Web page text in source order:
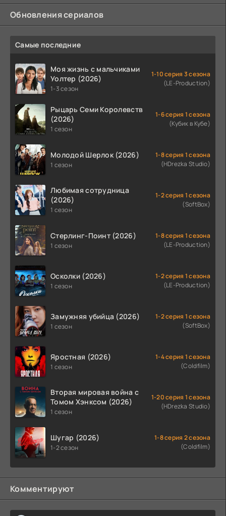
Обновления сериалов
Самые последние
Моя жизнь с мальчиками
Уолтер (2026)
1-3 сезон
1-10 серия 3 сезона
(LE-Production)
Рыцарь Семи Королевств
(2026)
1 сезон
1-6 серия 1 сезона
(Кубик в Кубе)
Молодой Шерлок (2026)
1 сезон
1-8 серия 1 сезона
(HDrezka Studio)
Любимая сотрудница
(2026)
1 сезон
1-2 серия 1 сезона
(SoftBox)
Стерлинг-Поинт (2026)
1 сезон
1-8 серия 1 сезона
(LE-Production)
Осколки (2026)
1 сезон
1-2 серия 1 сезона
(LE-Production)
Замужняя убийца (2026)
1 сезон
1-2 серия 1 сезона
(SoftBox)
Яростная (2026)
1 сезон
1-4 серия 1 сезона
(Coldfilm)
Вторая мировая война с
Томом Хэнксом (2026)
1 сезон
1-20 серия 1 сезона
(HDrezka Studio)
Шугар (2026)
1-2 сезон
1-8 серия 2 сезона
(Coldfilm)
Комментируют